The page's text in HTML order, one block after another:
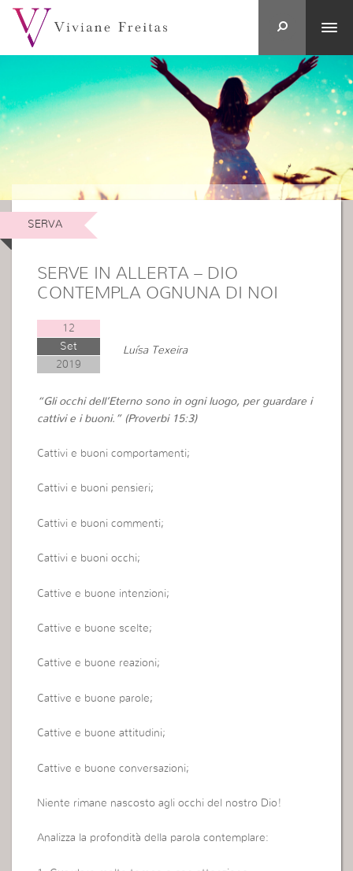
SERVA
SERVE IN ALLERTA – DIO
CONTEMPLA OGNUNA DI NOI
12
Set
2019
Luísa Texeira
“Gli occhi dell’Eterno sono in ogni luogo, per guardare i
cattivi e i buoni.” (Proverbi 15:3)
Cattivi e buoni comportamenti;
Cattivi e buoni pensieri;
Cattivi e buoni commenti;
Cattivi e buoni occhi;
Cattive e buone intenzioni;
Cattive e buone scelte;
Cattive e buone reazioni;
Cattive e buone parole;
Cattive e buone attitudini;
Cattive e buone conversazioni;
Niente rimane nascosto agli occhi del nostro Dio!
Analizza la profondità della parola contemplare: